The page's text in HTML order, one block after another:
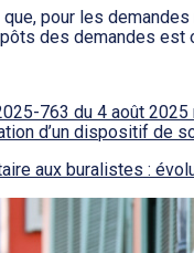
que, pour les
des demandes est
763 du 4 août
d’un dispositif de
aux buralistes :